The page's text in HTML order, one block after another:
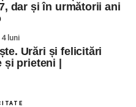
dar și în următorii ani
luni
Urări și felicitări
și prieteni |